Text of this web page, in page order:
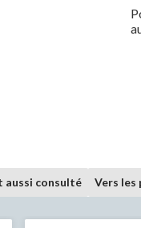
aussi consulté Vers les